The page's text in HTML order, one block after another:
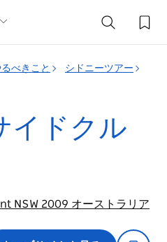
べきこと
シドニーツアー
イドクル
NSW 2009 オーストラリア